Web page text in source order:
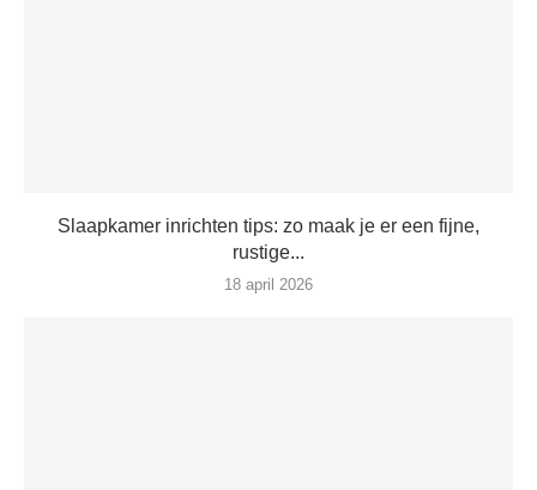
Slaapkamer inrichten tips: zo maak je er een fijne,
rustige...
18 april 2026